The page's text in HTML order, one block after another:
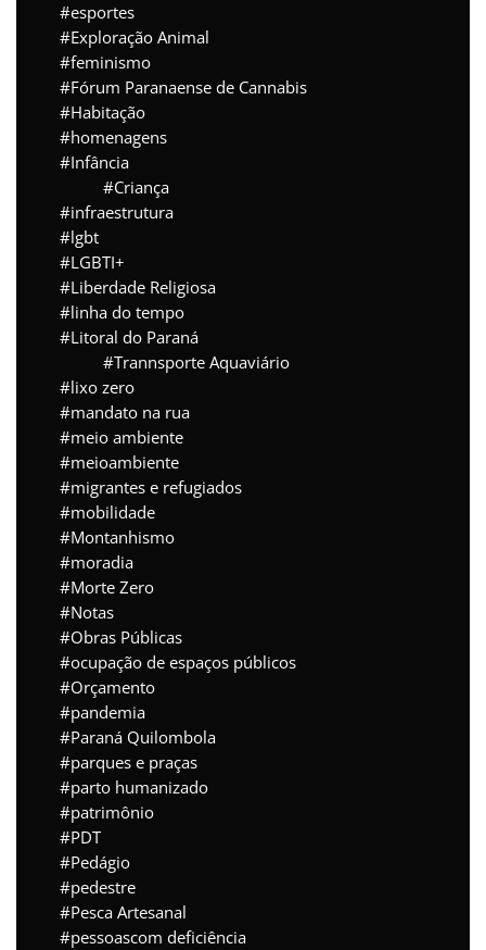
esportes
Exploração Animal
feminismo
Fórum Paranaense de Cannabis
Habitação
homenagens
Infância
Criança
infraestrutura
lgbt
LGBTI+
Liberdade Religiosa
linha do tempo
Litoral do Paraná
Trannsporte Aquaviário
lixo zero
mandato na rua
meio ambiente
meioambiente
migrantes e refugiados
mobilidade
Montanhismo
moradia
Morte Zero
Notas
Obras Públicas
ocupação de espaços públicos
Orçamento
pandemia
Paraná Quilombola
parques e praças
parto humanizado
patrimônio
PDT
Pedágio
pedestre
Pesca Artesanal
pessoascom deficiência